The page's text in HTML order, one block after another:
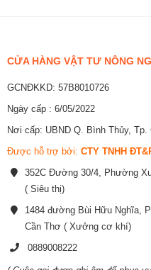
CỬA HÀNG VẬT TƯ NÔNG
GCNĐKKD: 57B8010726
Ngày cấp : 6/05/2022
Nơi cấp: UBND Q. Bình Thủy, Tp.
Được hỗ trợ bởi: CTY TNHH
352C Đường 30/4, Phường
( Siêu thị)
1484 đường Bùi Hữu Nghĩa,
Cần Thơ ( Xưởng cơ khí)
0889008222